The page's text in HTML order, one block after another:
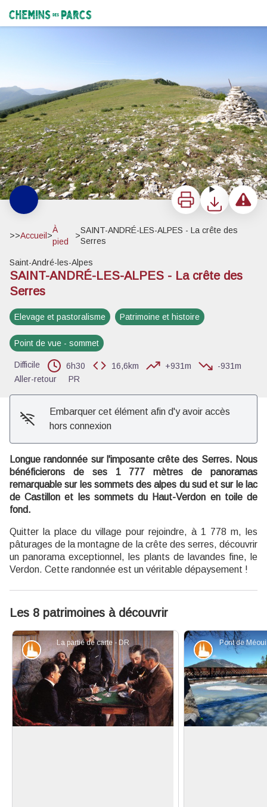
Chemins des Parcs
La crête des Serres - Christian Peuget
ImprimerTéléchargerSignaler
>>Accueil>
À
pied
>
SAINT-ANDRÉ-LES-ALPES - La crête des
Serres
Saint-André-les-Alpes
SAINT-ANDRÉ-LES-ALPES - La crête des
Serres
Elevage et pastoralisme Patrimoine et histoire
Point de vue - sommet
Difficile 6h30 16,6km +931m
-931m
Aller-retour
PR
Embarquer cet élément afin d'y avoir accès
hors connexion
Longue randonnée sur l'imposante crête des Serres. Nous
bénéficierons de ses 1 777 mètres de panoramas
remarquable sur les sommets des alpes du sud et sur le lac
de Castillon et les sommets du Haut-Verdon en toile de
fond.
Quitter la place du village pour rejoindre, à 1 778 m, les
pâturages de la montagne de la crête des serres, découvrir
un panorama exceptionnel, les plants de lavandes fine, le
Verdon. Cette randonnée est un véritable dépaysement !
Les 8 patrimoines à découvrir
La partie de carte - DR
Patrimoine et histoire Patrimoine